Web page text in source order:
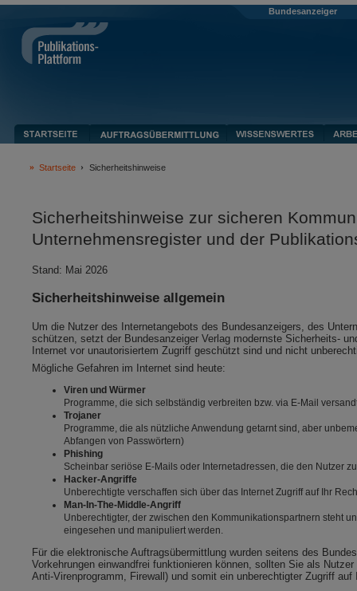
Bundesanzeiger
Startseite Sicherheitshinweise
Sicherheitshinweise zur sicheren
Unternehmensregister und der
Stand: Mai 2026
Sicherheitshinweise allgemein
Um die Nutzer des Internetangebots des Bundesanzeigers, des
schützen, setzt der Bundesanzeiger Verlag modernste Sicherheits-
Internet vor unautorisiertem Zugriff geschützt sind und nicht
Mögliche Gefahren im Internet sind heute:
Viren und Würmer
Programme, die sich selbständig verbreiten bzw. via E-Mail
Trojaner
Programme, die als nützliche Anwendung getarnt sind, aber
Abfangen von Passwörtern)
Phishing
Scheinbar seriöse E-Mails oder Internetadressen, die den Nutzer
Hacker-Angriffe
Unberechtigte verschaffen sich über das Internet Zugriff auf Ihr
Man-In-The-Middle-Angriff
Unberechtigter, der zwischen den Kommunikationspartnern steht
eingesehen und manipuliert werden.
Für die elektronische Auftragsübermittlung wurden seitens des
Vorkehrungen einwandfrei funktionieren können, sollten Sie als
Anti-Virenprogramm, Firewall) und somit ein unberechtigter Zugriff auf